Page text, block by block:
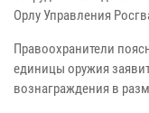
Орлу Управления
Правоохранители
единицы оружия
вознаграждения в